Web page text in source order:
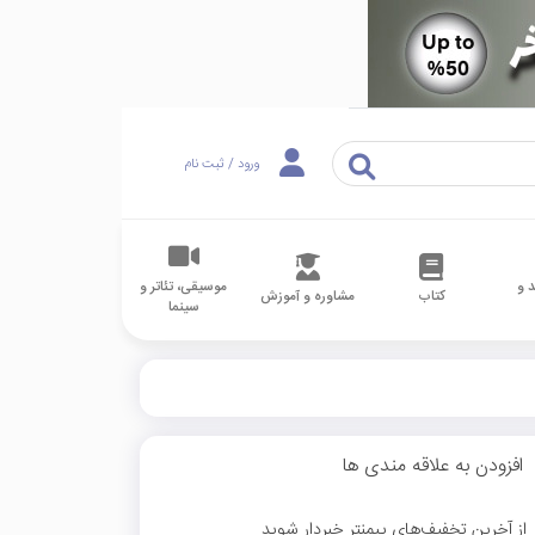
ورود / ثبت نام
و کتاب مشاوره و آموزش
موسیقی، تئاتر و
سینما
افزودن به علاقه مندی ها